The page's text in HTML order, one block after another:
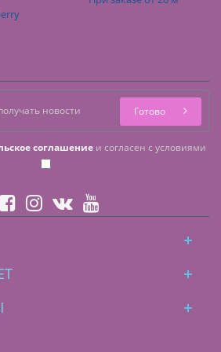
соглашение и согласен с условиями
Готово